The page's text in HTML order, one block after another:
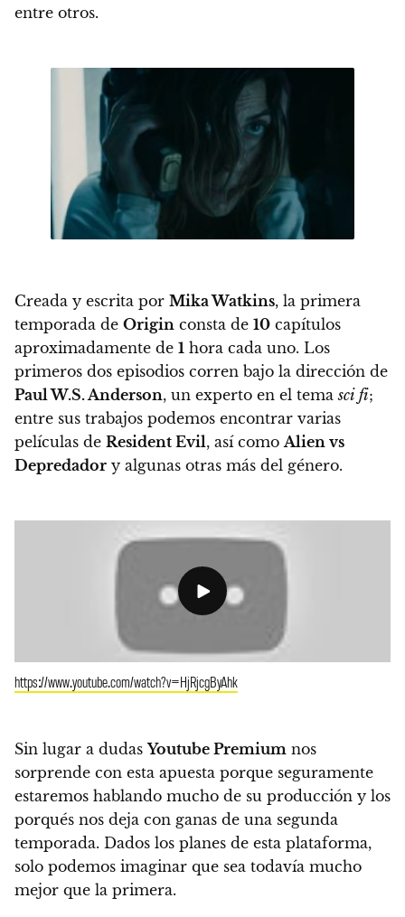
entre otros.
Creada y escrita por Mika Watkins, la primera
temporada de Origin consta de 10 capítulos
aproximadamente de 1 hora cada uno. Los
primeros dos episodios corren bajo la dirección de
Paul W.S. Anderson, un experto en el temasci fi;
entre sus trabajos podemos encontrar varias
películas de Resident Evil, así como Alien vs
Depredador y algunas otras más del género.
https://www.youtube.com/watch?v=HjRjcgByAhk
Sin lugar a dudasYoutube Premium nos
sorprende con esta apuesta porque seguramente
estaremos hablando mucho de su producción y los
porqués nos deja con ganas de una segunda
temporada. Dados los planes de esta plataforma,
solo podemos imaginar que sea todavía mucho
mejor que la primera.